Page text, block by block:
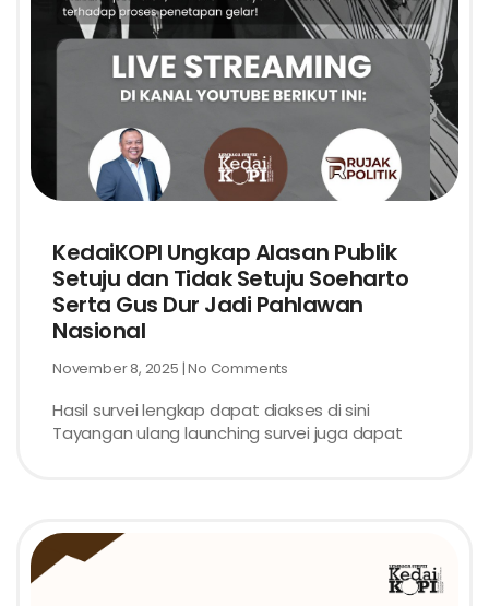
KedaiKOPI Ungkap Alasan Publik
Setuju dan Tidak Setuju Soeharto
Serta Gus Dur Jadi Pahlawan
Nasional
November 8, 2025 No Comments
Hasil survei lengkap dapat diakses di sini
Tayangan ulang launching survei juga dapat